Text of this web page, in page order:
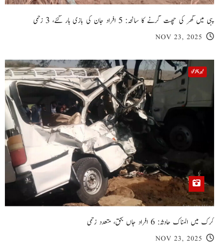
پبی میں گھر کی چھت گرنے کا سانحہ: 5 افراد جان کی بازی ہار گئے، 3 زخمی
NOV 23, 2025
خیبر پختونخوا
کرک میں المناک حادثہ: 6 افراد جاں بحق، متعدد زخمی
NOV 23, 2025